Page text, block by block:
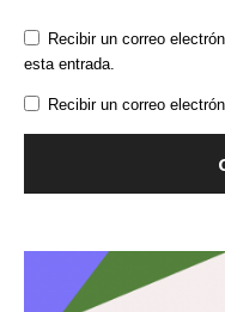
Recibir un correo
esta entrada.
Recibir un correo